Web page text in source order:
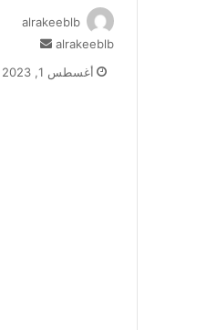
alrakeeblb
alrakeeblb
س
أغسطس 1, 2023